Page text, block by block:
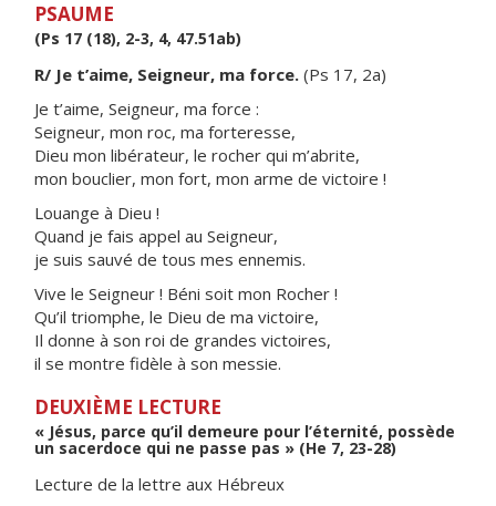
PSAUME
(Ps 17 (18), 2-3, 4, 47.51ab)
R/ Je t’aime, Seigneur, ma force. (Ps 17, 2a)
Je t’aime, Seigneur, ma force :
Seigneur, mon roc, ma forteresse,
Dieu mon libérateur, le rocher qui m’abrite,
mon bouclier, mon fort, mon arme de victoire !
Louange à Dieu !
Quand je fais appel au Seigneur,
je suis sauvé de tous mes ennemis.
Vive le Seigneur ! Béni soit mon Rocher !
Qu’il triomphe, le Dieu de ma victoire,
Il donne à son roi de grandes victoires,
il se montre fidèle à son messie.
DEUXIÈME LECTURE
« Jésus, parce qu’il demeure pour l’éternité, possède
un sacerdoce qui ne passe pas » (He 7, 23-28)
Lecture de la lettre aux Hébreux